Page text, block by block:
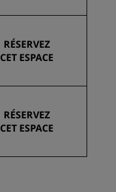
RÉSERVEZ
CET ESPACE
RÉSERVEZ
CET ESPACE